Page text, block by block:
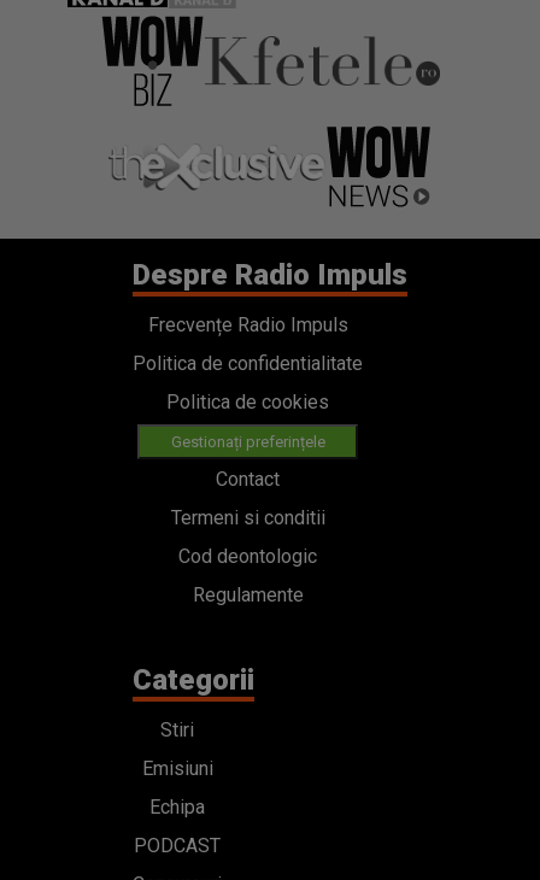
Despre Radio Impuls
Frecvențe Radio Impuls
Politica de confidentialitate
Politica de cookies
Gestionați preferințele
Contact
Termeni si conditii
Cod deontologic
Regulamente
Categorii
Stiri
Emisiuni
Echipa
PODCAST